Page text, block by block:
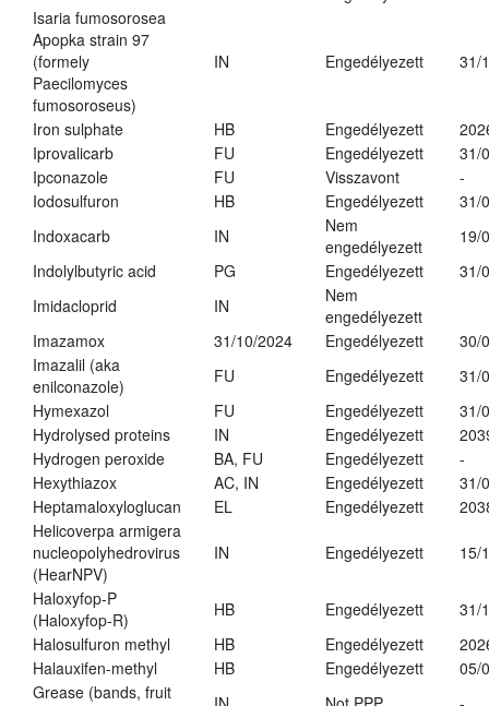
Isaria fumosorosea
Apopka strain 97
(formely
Paecilomyces
fumosoroseus)
IN Engedélyezett 31/
Iron sulphate HB Engedélyezett
Iprovalicarb
FU Engedélyezett
31/
Ipconazole
FU Visszavont
-
Iodosulfuron
HB Engedélyezett
31/
Indoxacarb
IN
Nem
engedélyezett
19/
Indolylbutyric acid
PG Engedélyezett
31/
Imidacloprid
IN
Nem
engedélyezett
Imazamox
31/10/2024 Engedélyezett
30/
Imazalil (aka
enilconazole)
FU Engedélyezett
31/
Hymexazol
FU Engedélyezett
31/
Hydrolysed proteins
IN Engedélyezett
Hydrogen peroxide
BA, FU Engedélyezett
-
Hexythiazox
AC, IN Engedélyezett
31/
Heptamaloxyloglucan
EL Engedélyezett
Helicoverpa armigera
nucleopolyhedrovirus
(HearNPV)
IN Engedélyezett 15/
Haloxyfop-P
(Haloxyfop-R)
HB Engedélyezett
31/
Halosulfuron methyl
HB Engedélyezett
Halauxifen-methyl
HB Engedélyezett
05/
Grease (bands, fruit